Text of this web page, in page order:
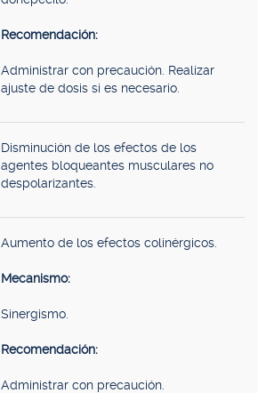
Recomendación:
Administrar con precaución. Realizar
ajuste de dosis si es necesario.
Disminución de los efectos de los
agentes bloqueantes musculares no
despolarizantes.
Aumento de los efectos colinérgicos.
Mecanismo:
Sinergismo.
Recomendación:
Administrar con precaución.